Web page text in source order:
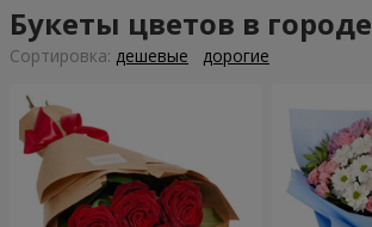
Букеты цветов в
Cортировка: дешевые дорогие